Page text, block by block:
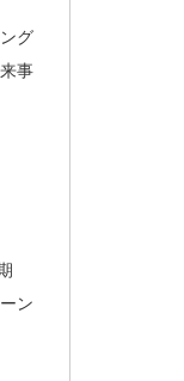
グ
事
ン